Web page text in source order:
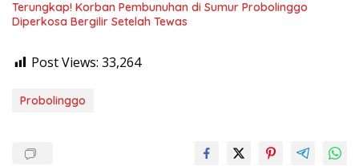
Terungkap! Korban Pembunuhan di Sumur Probolinggo
Diperkosa Bergilir Setelah Tewas
Post Views: 33,264
Probolinggo